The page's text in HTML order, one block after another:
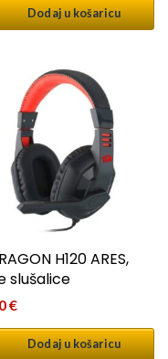
Dodaj u košaricu
H120 ARES,
slušalice
€
Dodaj u košaricu